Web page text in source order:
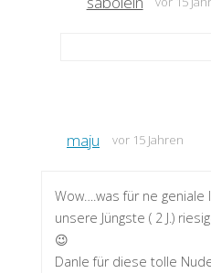
maju vor 15 Jahren
Wow….was für ne
unsere Jüngste ( 2 J.)
😉
Danle für diese tolle